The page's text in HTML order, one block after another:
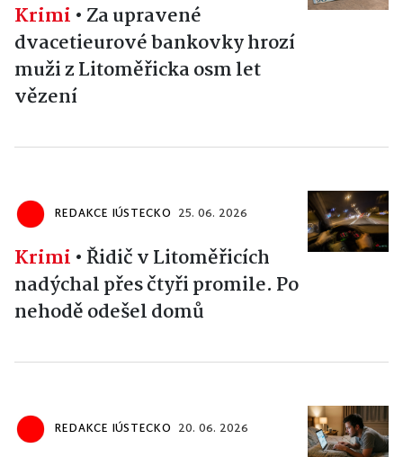
Krimi • Za upravené
dvacetieurové bankovky hrozí
muži z Litoměřicka osm let
vězení
REDAKCE IÚSTECKO 25. 06. 2026
Krimi •Řidič v Litoměřicích
nadýchal přes čtyři promile. Po
nehodě odešel domů
REDAKCE IÚSTECKO 20. 06. 2026